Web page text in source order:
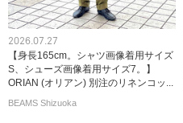
2026.07.27
【身長165cm。シャツ画像着用サイズ
S、シューズ画像着用サイズ7。】
ORIAN (オリアン) 別注のリネンコッ...
BEAMS Shizuoka